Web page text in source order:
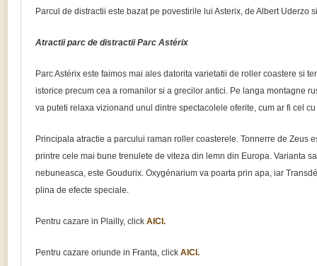
Parcul de distractii este bazat pe povestirile lui Asterix, de Albert Uderzo
Atractii parc de distractii Parc Astérix
Parc Astérix este faimos mai ales datorita varietatii de roller coastere si
istorice precum cea a romanilor si a grecilor antici. Pe langa montagne
va puteti relaxa vizionand unul dintre spectacolele oferite, cum ar fi cel
Principala atractie a parcului raman roller coasterele. Tonnerre de Zeus
printre cele mai bune trenulete de viteza din lemn din Europa. Varianta
nebuneasca, este Goudurix. Oxygénarium va poarta prin apa, iar
plina de efecte speciale.
Pentru cazare in Plailly, click AICI.
Pentru cazare oriunde in Franta, click AICI.